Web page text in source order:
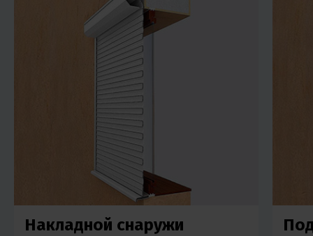
Накладной снаружи